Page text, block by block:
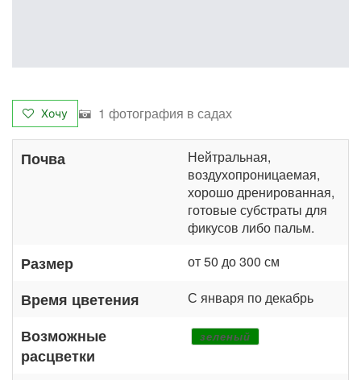
Хочу 1 фотография в садах
Почва
Нейтральная,
воздухопроницаемая,
хорошо дренированная,
готовые субстраты для
фикусов либо пальм.
Размер от 50 до 300 см
Время цветения С января по декабрь
Возможные
расцветки
зеленый